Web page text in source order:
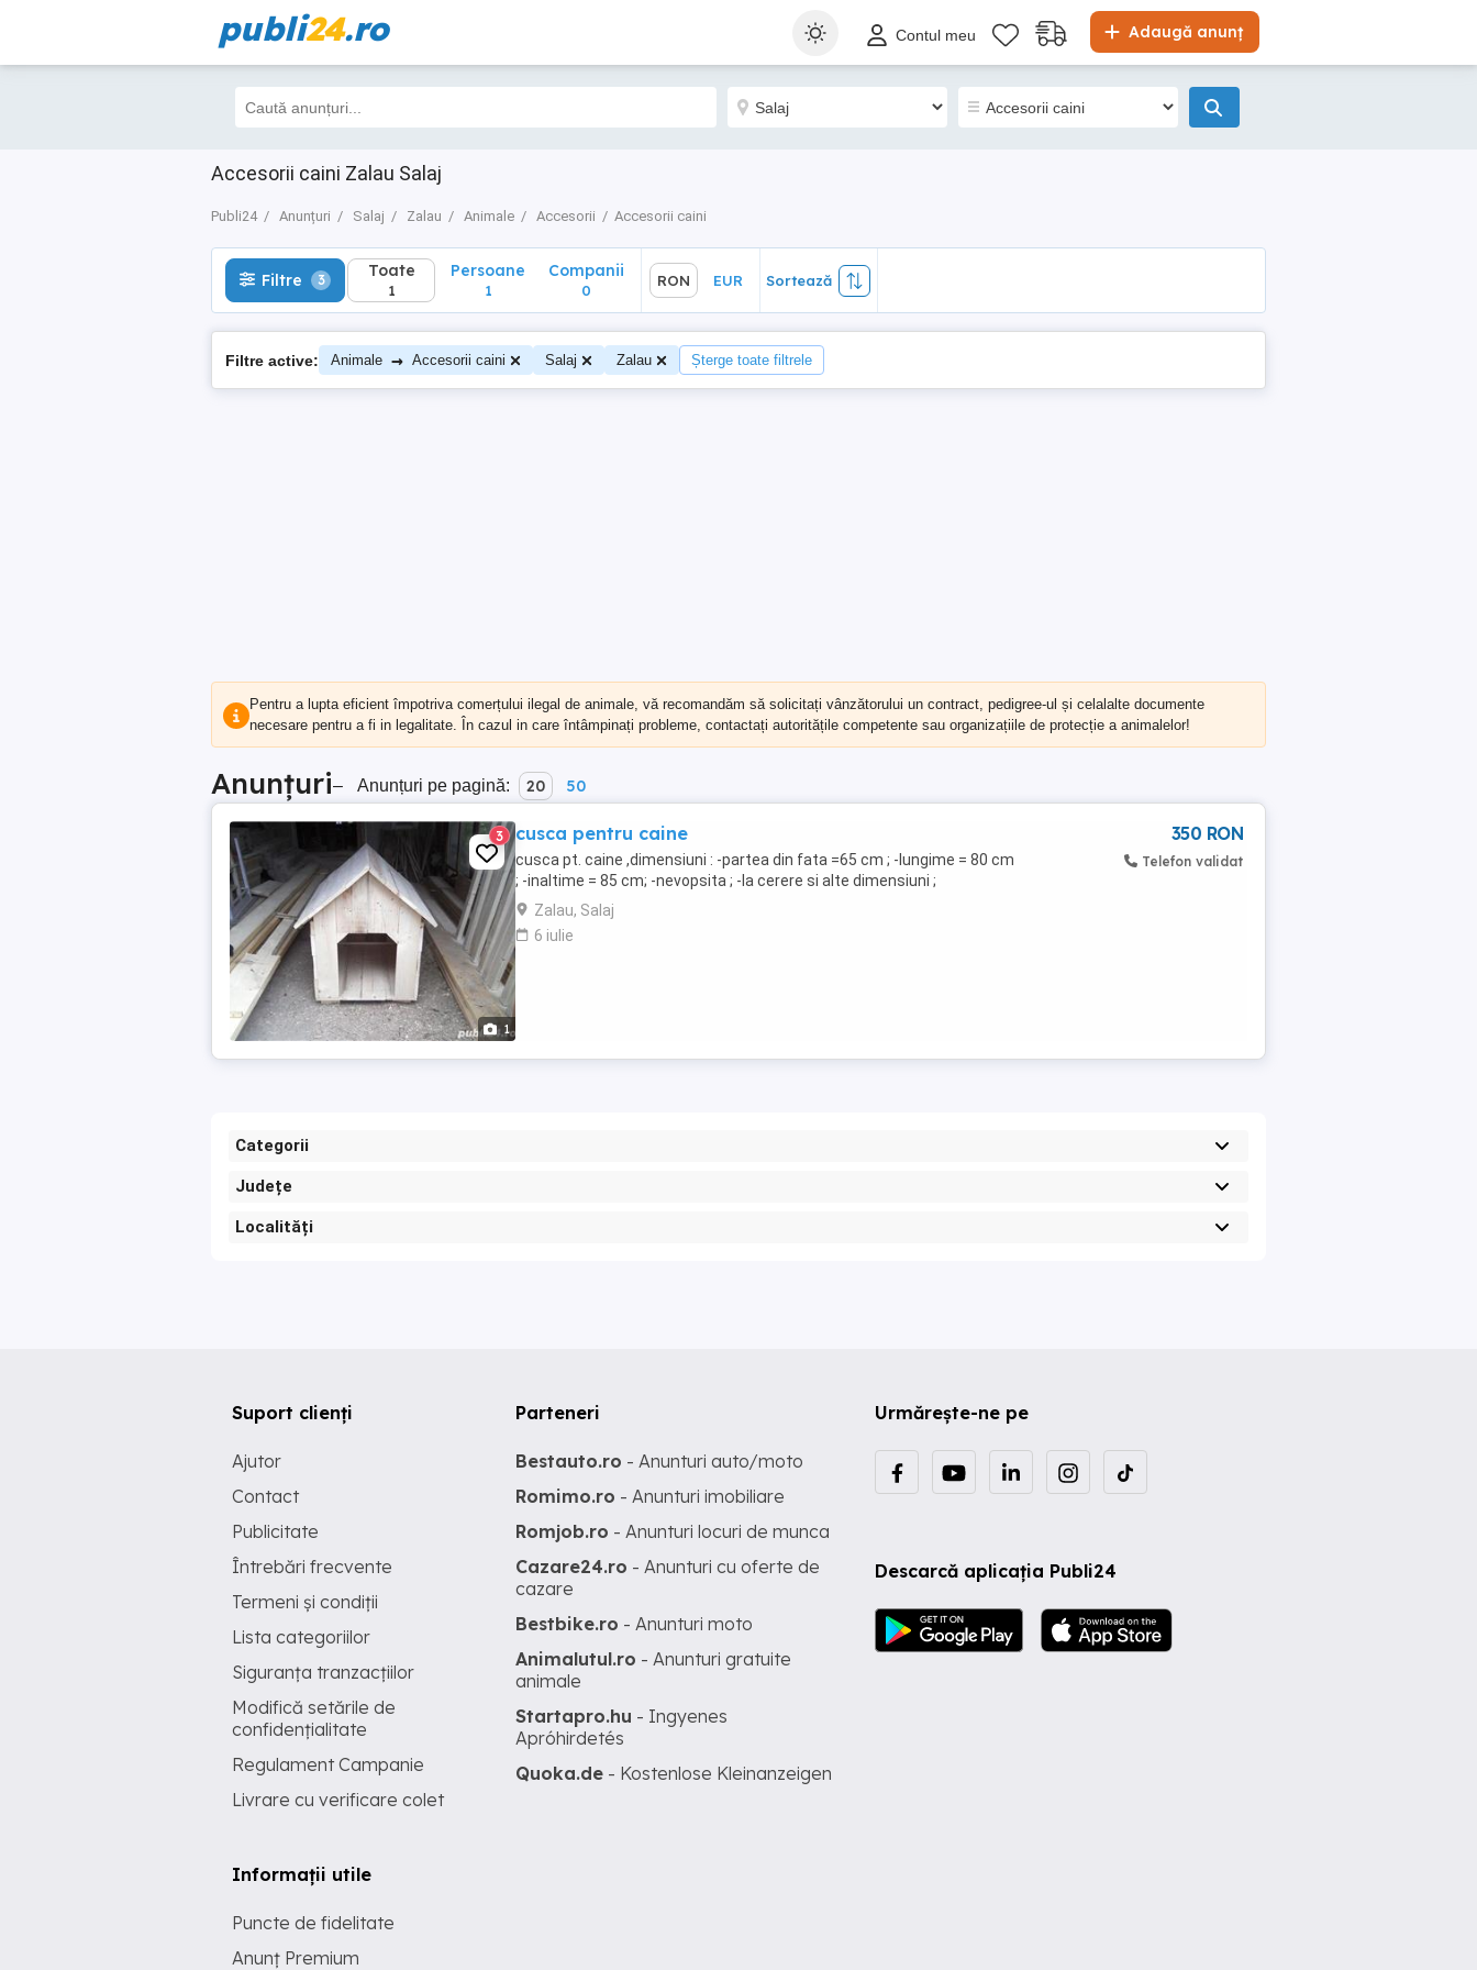
publi24.ro Adaugă anunț
Contul meu
Accesorii caini Zalau Salaj
Publi24 Anunțuri Salaj Zalau Animale Accesorii Accesorii caini
Filtre 3 Toate
1
Sortează
Filtre 3 Toate
1
Persoane
1
Companii
0
RON EUR Sortează
Filtre active: Animale → Accesorii caini Salaj Zalau Șterge toate filtrele
Pentru a lupta eficient împotriva comerțului ilegal de animale, vă recomandăm să solicitați vânzătorului un contract, pedigree-ul și celalalte documente
necesare pentru a fi in legalitate. În cazul in care întâmpinați probleme, contactați autoritățile competente sau organizațiile de protecție a animalelor!
Anunțuri– Anunțuri pe pagină: 20 50
1
3 cusca pentru caine
cusca pt. caine ,dimensiuni : -partea din fata =65 cm ; -lungime = 80 cm
; -inaltime = 85 cm; -nevopsita ; -la cerere si alte dimensiuni ;
Zalau, Salaj
6 iulie
350 RON
Telefon validat
Categorii
Județe
Localități
Urmărește-ne pe
Descarcă aplicația Publi24
Suport clienți
Ajutor
Contact
Publicitate
Întrebări frecvente
Termeni și condiții
Lista categoriilor
Siguranța tranzacțiilor
Modifică setările de
confidențialitate
Regulament Campanie
Livrare cu verificare colet
Informații utile
Puncte de fidelitate
Anunț Premium
Parteneri
Bestauto.ro - Anunturi auto/moto
Romimo.ro - Anunturi imobiliare
Romjob.ro - Anunturi locuri de munca
Cazare24.ro - Anunturi cu oferte de
cazare
Bestbike.ro - Anunturi moto
Animalutul.ro - Anunturi gratuite
animale
Startapro.hu - Ingyenes
Apróhirdetés
Quoka.de - Kostenlose Kleinanzeigen